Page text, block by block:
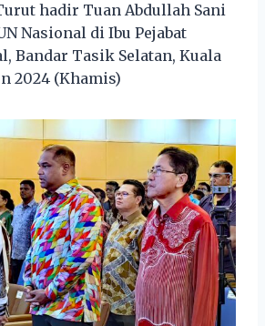
hadir Tuan Abdullah Sani
Nasional di Ibu Pejabat
Bandar Tasik Selatan, Kuala
2024 (Khamis)